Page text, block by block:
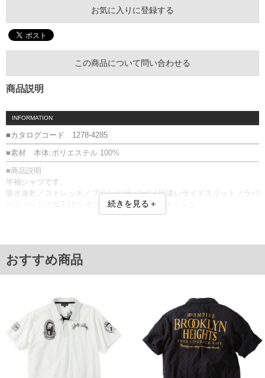
お気に入りに登録する
この商品について問い合わせる
商品説明
INFORMATION
■カタログコード 1278-4285
■素材 本体:ポリエステル 100%
■商品説明
半袖シャツです。
吸水速乾／ストレッチ／プリント(ラバー)／段違いサイドスリット／ラバ
ーワッペン／加工(エンボス)／ボタンダウン／メッシュ
3L/130/78/130/58/24
4L/140/80/140/60/25
5L/150/82/150/62/26
※【返品交換について】
返品交換希望の方は、商品到着後1週間以内にご連絡ください。
下着(肌着)やワイシャツは商品の性質上、返品交換不可とさせて頂いております。予め
ご了承くださいませ。
※【ボトムの裾上げをご希望の場合】
備考欄に股下●cmとご記入下さい。（裾上げ無料対象商品は1本につき税込6,000円以
続きを見る＋
おすすめ商品